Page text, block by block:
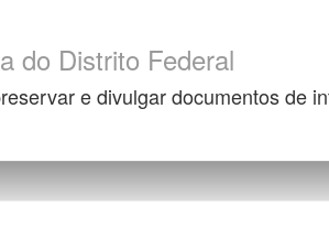
do Distrito Federal
e divulgar documentos de